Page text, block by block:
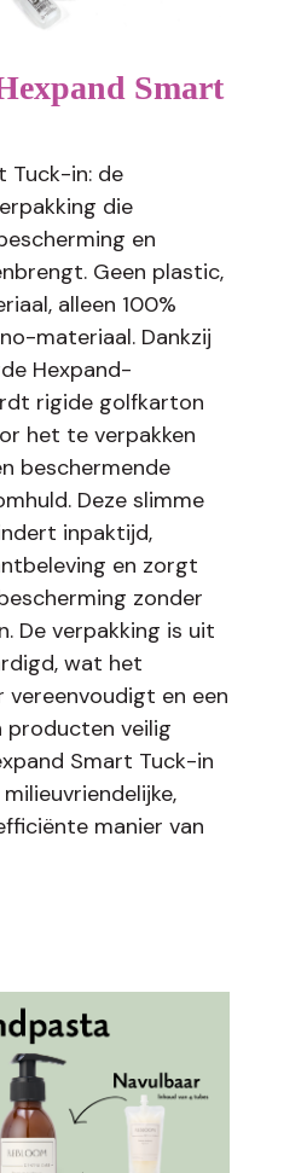
Smart
Tuck-in: de
die
en
Geen plastic,
alleen 100%
materiaal. Dankzij
Hexpand-
rigide golfkarton
het te verpakken
beschermende
Deze slimme
inpaktijd,
en zorgt
zonder
De verpakking is uit
wat het
vereenvoudigt en een
producten veilig
Smart Tuck-in
manier van